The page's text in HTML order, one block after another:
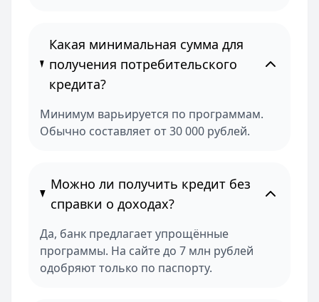
Какая минимальная сумма для
получения потребительского
кредита?
Минимум варьируется по программам.
Обычно составляет от 30 000 рублей.
Можно ли получить кредит без
справки о доходах?
Да, банк предлагает упрощённые
программы. На сайте до 7 млн рублей
одобряют только по паспорту.